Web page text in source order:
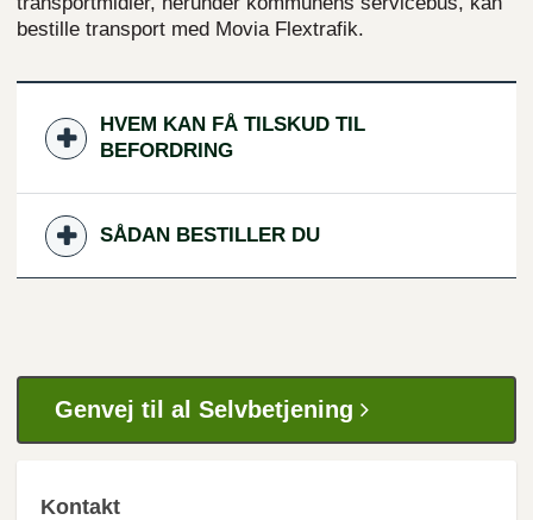
bestille transport med Movia Flextrafik.
HVEM KAN FÅ TILSKUD TIL
BEFORDRING
SÅDAN BESTILLER DU
Genvej til al Selvbetjening
Kontakt